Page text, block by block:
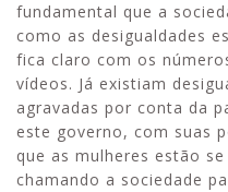
fundamental que a
como as desigualdades
fica claro com os
vídeos. Já existiam
agravadas por conta da
este governo, com suas
que as mulheres estão
chamando a sociedade